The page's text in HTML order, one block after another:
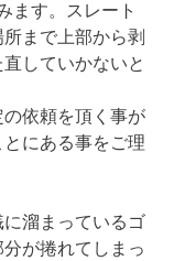
ます。スレート
まで上部から剥
していかないと
依頼を頂く事が
にある事をご理
溜まっているゴ
が捲れてしまっ